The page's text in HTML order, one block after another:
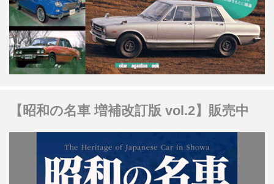
【昭和の名車 増補改訂版 vol.2】販売中